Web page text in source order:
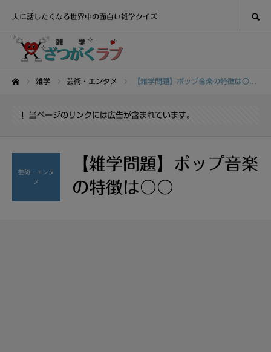
人に話したくなる世界中の面白い雑学クイズ
雑学 芸術・エンタメ 【雑学問題】ポップ音楽の特徴は〇〇
当ページのリンクには広告が含まれています。
芸術・エンタ
メ
【雑学問題】ポップ音楽
の特徴は〇〇